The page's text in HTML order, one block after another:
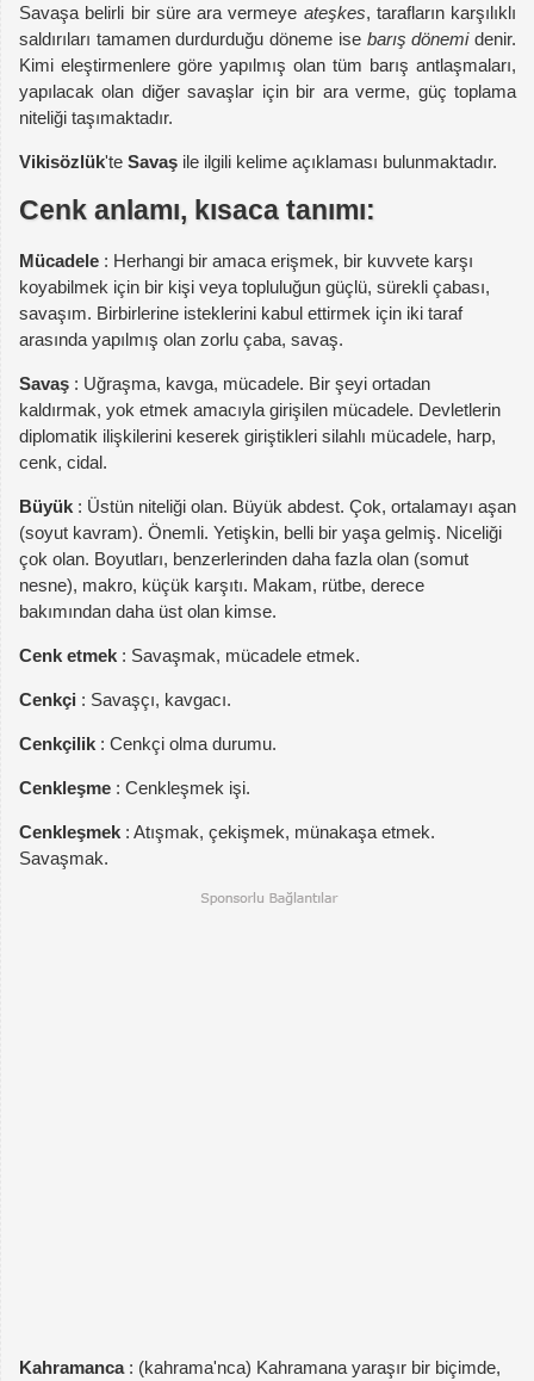
Savaşa belirli bir süre ara vermeye ateşkes, tarafların karşılıklı
saldırıları tamamen durdurduğu döneme ise barış dönemidenir.
Kimi eleştirmenlere göre yapılmış olan tüm barış antlaşmaları,
yapılacak olan diğer savaşlar için bir ara verme, güç toplama
niteliği taşımaktadır.
Vikisözlük'te Savaş ile ilgili kelime açıklaması bulunmaktadır.
Cenk anlamı, kısaca tanımı:
Mücadele : Herhangi bir amaca erişmek, bir kuvvete karşı
koyabilmek için bir kişi veya topluluğun güçlü, sürekli çabası,
savaşım. Birbirlerine isteklerini kabul ettirmek için iki taraf
arasında yapılmış olan zorlu çaba, savaş.
Savaş : Uğraşma, kavga, mücadele. Bir şeyi ortadan
kaldırmak, yok etmek amacıyla girişilen mücadele. Devletlerin
diplomatik ilişkilerini keserek giriştikleri silahlı mücadele, harp,
cenk, cidal.
Büyük : Üstün niteliği olan. Büyük abdest. Çok, ortalamayı aşan
(soyut kavram). Önemli. Yetişkin, belli bir yaşa gelmiş. Niceliği
çok olan. Boyutları, benzerlerinden daha fazla olan (somut
nesne), makro, küçük karşıtı. Makam, rütbe, derece
bakımından daha üst olan kimse.
Cenk etmek : Savaşmak, mücadele etmek.
Cenkçi : Savaşçı, kavgacı.
Cenkçilik : Cenkçi olma durumu.
Cenkleşme : Cenkleşmek işi.
Cenkleşmek : Atışmak, çekişmek, münakaşa etmek.
Savaşmak.
Kahramanca: (kahrama'nca) Kahramana yaraşır bir biçimde,